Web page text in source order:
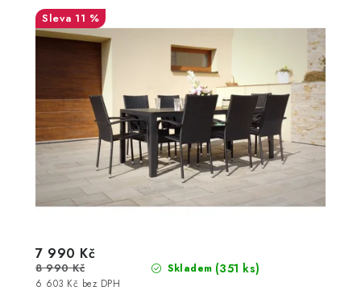
11 %
Skladem (351 ks)
6 603 Kč bez DPH
7 990 Kč
8 990 Kč